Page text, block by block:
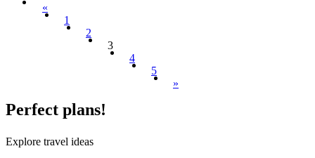
«
1
2
3
4
5
»
Perfect plans!
Explore travel ideas